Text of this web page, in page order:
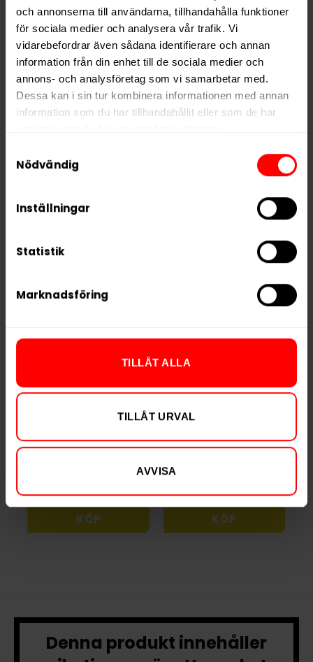
och annonserna till användarna, tillhandahålla funktioner
för sociala medier och analysera vår trafik. Vi
vidarebefordrar även sådana identifierare och annan
information från din enhet till de sociala medier och
annons- och analysföretag som vi samarbetar med.
Dessa kan i sin tur kombinera informationen med annan
information som du har tillhandahållit eller som de har
We work with
who may receive and
Nödvändig
Inställningar
Statistik
Marknadsföring
TILLÅT ALLA
TILLÅT URVAL
AVVISA
Nikotin per gram
16,4 mg/g
Nikotin per portion
11,5 mg
Nikotin per dosa
230 mg
Vikt per dosa
14 g
Portioner per dosa
20
Vikt per portion
0,7 g
Tillverkare
Peach Mini
299,90 kr
KÖP
Hypèr Strong
299,90 kr
KÖP
Denna produkt innehåller